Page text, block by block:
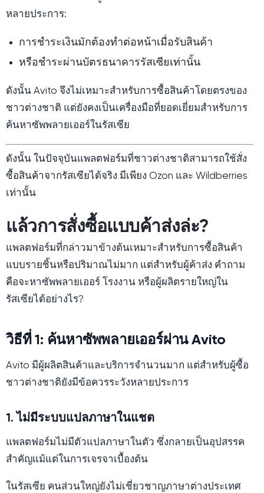
หลายประการ:
การชำระเงินมักต้องทำต่อหน้าเมื่อรับสินค้า
หรือชำระผ่านบัตรธนาคารรัสเซียเท่านั้น
ดังนั้น Avito จึงไม่เหมาะสำหรับการซื้อสินค้าโดยตรงของ
ชาวต่างชาติ แต่ยังคงเป็นเครื่องมือที่ยอดเยี่ยมสำหรับการ
ค้นหาซัพพลายเออร์ในรัสเซีย
ดังนั้น ในปัจจุบันแพลตฟอร์มที่ชาวต่างชาติสามารถใช้สั่ง
ซื้อสินค้าจากรัสเซียได้จริง มีเพียง Ozon และ Wildberries
เท่านั้น
แล้วการสั่งซื้อแบบค้าส่งล่ะ?
แพลตฟอร์มที่กล่าวมาข้างต้นเหมาะสำหรับการซื้อสินค้า
แบบรายชิ้นหรือปริมาณไม่มาก แต่สำหรับผู้ค้าส่ง คำถาม
คือจะหาซัพพลายเออร์ โรงงาน หรือผู้ผลิตรายใหญ่ใน
รัสเซียได้อย่างไร?
วิธีที่ 1: ค้นหาซัพพลายเออร์ผ่าน Avito
Avito มีผู้ผลิตสินค้าและบริการจำนวนมาก แต่สำหรับผู้ซื้อ
ชาวต่างชาติยังมีข้อควรระวังหลายประการ
1. ไม่มีระบบแปลภาษาในแชต
แพลตฟอร์มไม่มีตัวแปลภาษาในตัว ซึ่งกลายเป็นอุปสรรค
สำคัญแม้แต่ในการเจรจาเบื้องต้น
ในรัสเซีย คนส่วนใหญ่ยังไม่เชี่ยวชาญภาษาต่างประเทศ